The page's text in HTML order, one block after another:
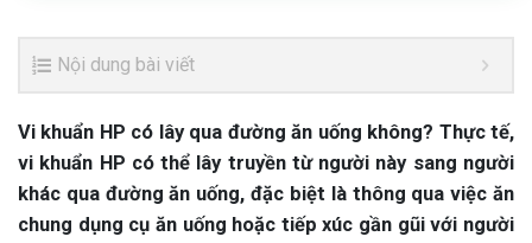
Nội dung bài viết
Vi khuẩn HP có lây qua đường ăn uống không? Thực tế,
vi khuẩn HP có thể lây truyền từ người này sang người
khác qua đường ăn uống, đặc biệt là thông qua việc ăn
chung dụng cụ ăn uống hoặc tiếp xúc gần gũi với người